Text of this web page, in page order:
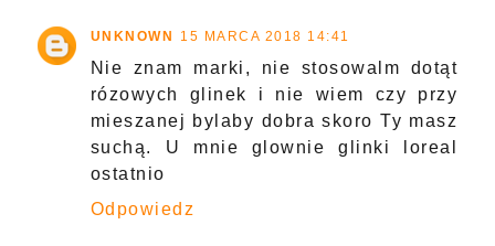
UNKNOWN 15 MARCA 2018 14:41
Nie znam marki, nie stosowalm dotąt
rózowych glinek i nie wiem czy przy
mieszanej bylaby dobra skoro Ty masz
suchą. U mnie glownie glinki loreal
ostatnio
Odpowiedz